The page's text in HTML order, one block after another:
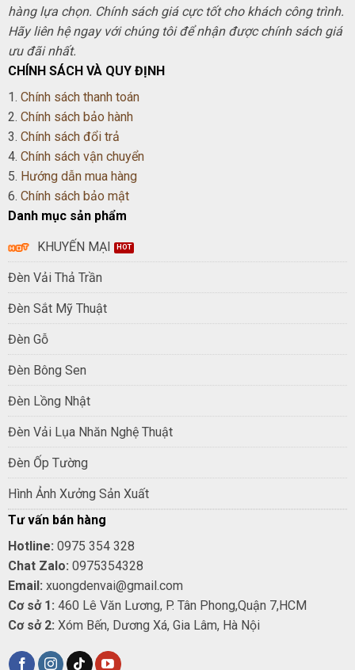
hàng lựa chọn. Chính sách giá cực tốt cho khách công trình.
Hãy liên hệ ngay với chúng tôi để nhận được chính sách giá
ưu đãi nhất.
CHÍNH SÁCH VÀ QUY ĐỊNH
1. Chính sách thanh toán
2. Chính sách bảo hành
3. Chính sách đổi trả
4. Chính sách vận chuyển
5. Hướng dẫn mua hàng
6. Chính sách bảo mật
Danh mục sản phẩm
KHUYẾN MẠI
Đèn Vải Thả Trần
Đèn Sắt Mỹ Thuật
Đèn Gỗ
Đèn Bông Sen
Đèn Lồng Nhật
Đèn Vải Lụa Nhăn Nghệ Thuật
Đèn Ốp Tường
Hình Ảnh Xưởng Sản Xuất
Tư vấn bán hàng
Hotline: 0975 354 328
Chat Zalo: 0975354328
Email: xuongdenvai@gmail.com
Cơ sở 1: 460 Lê Văn Lương, P. Tân Phong,Quận 7,HCM
Cơ sở 2: Xóm Bến, Dương Xá, Gia Lâm, Hà Nội